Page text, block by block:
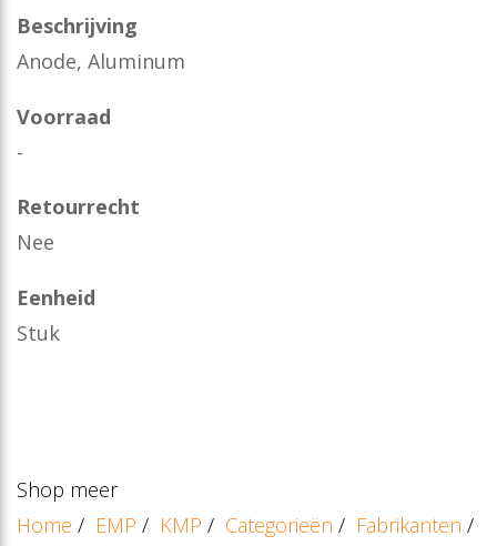
Beschrijving
Anode, Aluminum
Voorraad
-
Retourrecht
Nee
Eenheid
Stuk
Shop meer
Home / EMP / KMP / Categorieën / Fabrikanten /